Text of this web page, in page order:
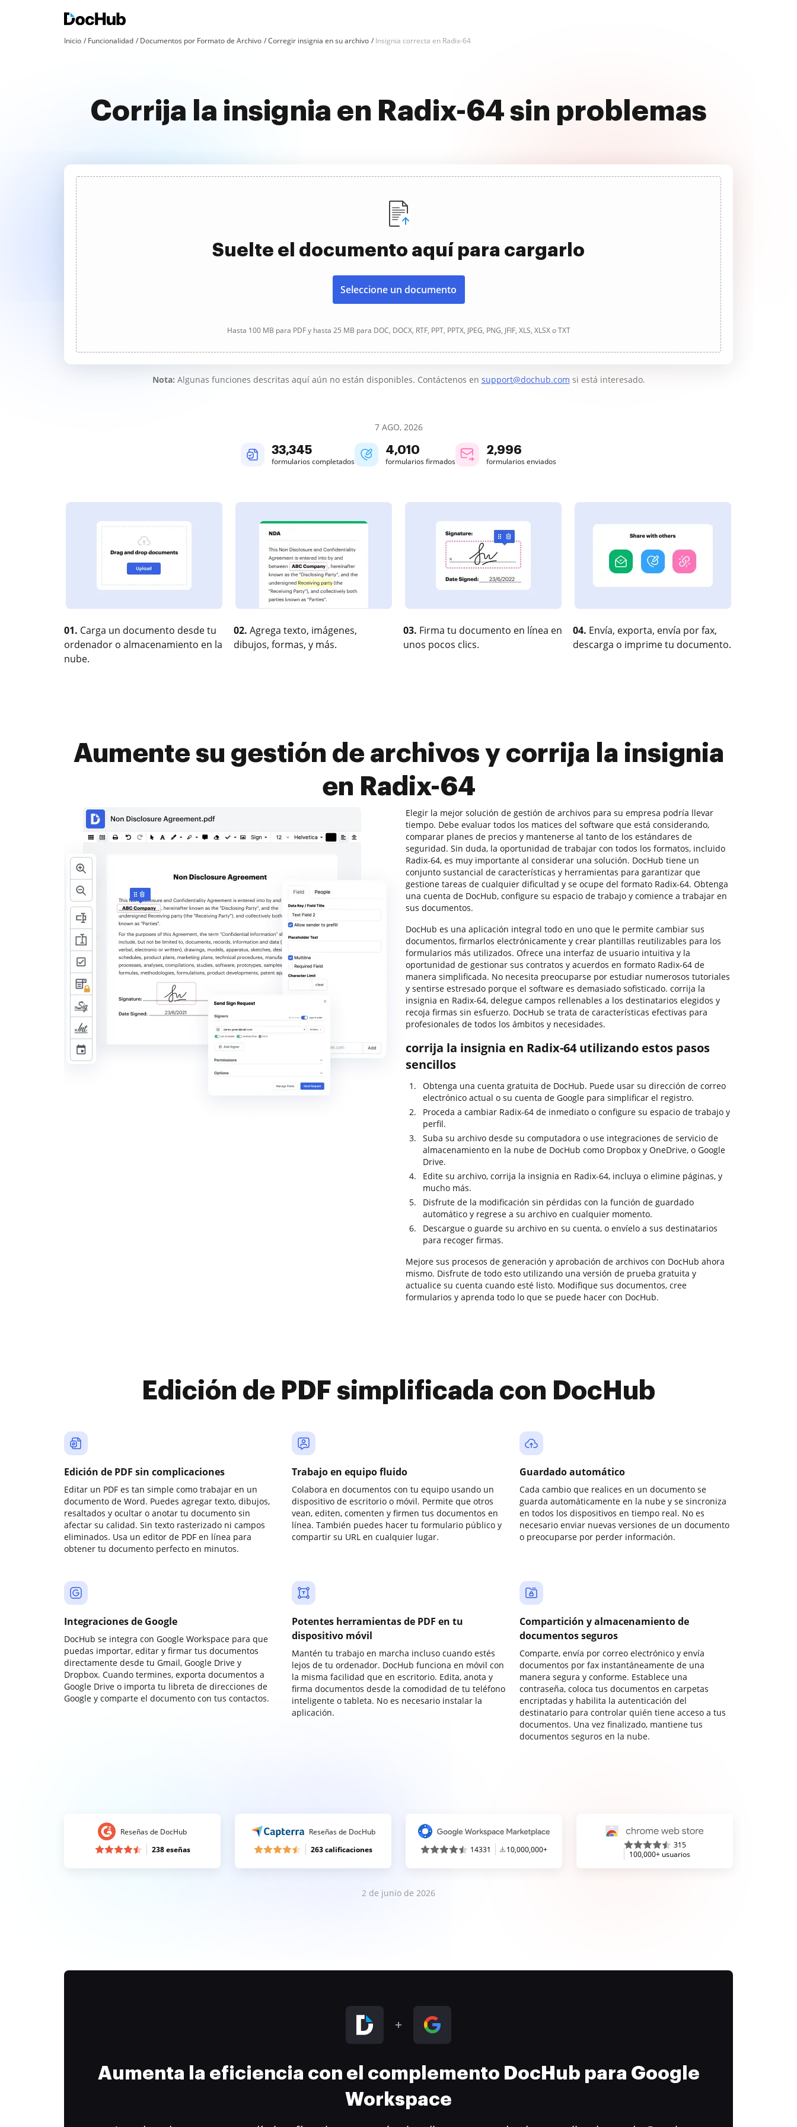
Inicio Funcionalidad Documentos por Formato de Archivo Corregir insignia en su archivo Insignia correcta en Radix-64
Corrija la insignia en Radix-64 sin problemas
Suelte el documento aquí para cargarlo
Seleccione un documento
Hasta 100 MB para PDF y hasta 25 MB para DOC, DOCX, RTF, PPT, PPTX, JPEG, PNG, JFIF, XLS, XLSX o TXT
Nota: Algunas funciones descritas aquí aún no están disponibles. Contáctenos en support@dochub.com si está interesado.
7 AGO, 2026
33,347
formularios completados
4,010
formularios firmados
2,996
formularios enviados
01. Carga un documento desde tu
ordenador o almacenamiento en la
nube.
02. Agrega texto, imágenes,
dibujos, formas, y más.
03. Firma tu documento en línea en
unos pocos clics.
04. Envía, exporta, envía por fax,
descarga o imprime tu documento.
Aumente su gestión de archivos y corrija la insignia
en Radix-64
Elegir la mejor solución de gestión de archivos para su empresa podría llevar
tiempo. Debe evaluar todos los matices del software que está considerando,
comparar planes de precios y mantenerse al tanto de los estándares de
seguridad. Sin duda, la oportunidad de trabajar con todos los formatos, incluido
Radix-64, es muy importante al considerar una solución. DocHub tiene un
conjunto sustancial de características y herramientas para garantizar que
gestione tareas de cualquier dificultad y se ocupe del formato Radix-64. Obtenga
una cuenta de DocHub, configure su espacio de trabajo y comience a trabajar en
sus documentos.
DocHub es una aplicación integral todo en uno que le permite cambiar sus
documentos, firmarlos electrónicamente y crear plantillas reutilizables para los
formularios más utilizados. Ofrece una interfaz de usuario intuitiva y la
oportunidad de gestionar sus contratos y acuerdos en formato Radix-64 de
manera simplificada. No necesita preocuparse por estudiar numerosos tutoriales
y sentirse estresado porque el software es demasiado sofisticado. corrija la
insignia en Radix-64, delegue campos rellenables a los destinatarios elegidos y
recoja firmas sin esfuerzo. DocHub se trata de características efectivas para
profesionales de todos los ámbitos y necesidades.
corrija la insignia en Radix-64 utilizando estos pasos
sencillos
Obtenga una cuenta gratuita de DocHub. Puede usar su dirección de correo
electrónico actual o su cuenta de Google para simplificar el registro.
Proceda a cambiar Radix-64 de inmediato o configure su espacio de trabajo y
perfil.
Suba su archivo desde su computadora o use integraciones de servicio de
almacenamiento en la nube de DocHub como Dropbox y OneDrive, o Google
Drive.
Edite su archivo, corrija la insignia en Radix-64, incluya o elimine páginas, y
mucho más.
Disfrute de la modificación sin pérdidas con la función de guardado
automático y regrese a su archivo en cualquier momento.
Descargue o guarde su archivo en su cuenta, o envíelo a sus destinatarios
para recoger firmas.
Mejore sus procesos de generación y aprobación de archivos con DocHub ahora
mismo. Disfrute de todo esto utilizando una versión de prueba gratuita y
actualice su cuenta cuando esté listo. Modifique sus documentos, cree
formularios y aprenda todo lo que se puede hacer con DocHub.
Edición de PDF simplificada con DocHub
Edición de PDF sin complicaciones
Editar un PDF es tan simple como trabajar en un
documento de Word. Puedes agregar texto, dibujos,
resaltados y ocultar o anotar tu documento sin
afectar su calidad. Sin texto rasterizado ni campos
eliminados. Usa un editor de PDF en línea para
obtener tu documento perfecto en minutos.
Trabajo en equipo fluido
Colabora en documentos con tu equipo usando un
dispositivo de escritorio o móvil. Permite que otros
vean, editen, comenten y firmen tus documentos en
línea. También puedes hacer tu formulario público y
compartir su URL en cualquier lugar.
Guardado automático
Cada cambio que realices en un documento se
guarda automáticamente en la nube y se sincroniza
en todos los dispositivos en tiempo real. No es
necesario enviar nuevas versiones de un documento
o preocuparse por perder información.
Integraciones de Google
DocHub se integra con Google Workspace para que
puedas importar, editar y firmar tus documentos
directamente desde tu Gmail, Google Drive y
Dropbox. Cuando termines, exporta documentos a
Google Drive o importa tu libreta de direcciones de
Google y comparte el documento con tus contactos.
Potentes herramientas de PDF en tu
dispositivo móvil
Mantén tu trabajo en marcha incluso cuando estés
lejos de tu ordenador. DocHub funciona en móvil con
la misma facilidad que en escritorio. Edita, anota y
firma documentos desde la comodidad de tu teléfono
inteligente o tableta. No es necesario instalar la
aplicación.
Compartición y almacenamiento de
documentos seguros
Comparte, envía por correo electrónico y envía
documentos por fax instantáneamente de una
manera segura y conforme. Establece una
contraseña, coloca tus documentos en carpetas
encriptadas y habilita la autenticación del
destinatario para controlar quién tiene acceso a tus
documentos. Una vez finalizado, mantiene tus
documentos seguros en la nube.
Reseñas de DocHub
238 eseñas
Reseñas de DocHub
263 calificaciones
14331 10,000,000+
315
100,000+ usuarios
2 de junio de 2026
Aumenta la eficiencia con el complemento DocHub para Google
Workspace